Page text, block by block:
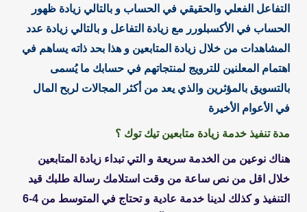
التفاعل الفعلي والحقيقي في الحساب و بالتالي زيادة ظهور
الحساب في الأكسبلورر مع زيادة التفاعل و بالتالي زيادة عدد
المشاهدات من خلال زيادة المتابعين و هذا بحد ذاته يساهم في
اهتمام المعلنين للترويج لمنتجاتهم في حسابك ما يُسمى
بالتسويق بالمؤثرين والذي يعد من أكثر المجالات لربح المال
في الأعوام الأخيرة
مدة تنفيذ خدمة زيادة متابعين تيك توك ؟
هناك نوعين من الخدمة سريعة و التي تبداء زيادة المتابعين
خلال اقل من نص ساعة من وقت استلامك رسالة طلبك قيد
التنفيذ و كذلك لدينا خدمة عادية و تحتاج في المتوسط من 4-6